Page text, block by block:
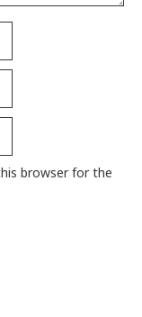
browser for the